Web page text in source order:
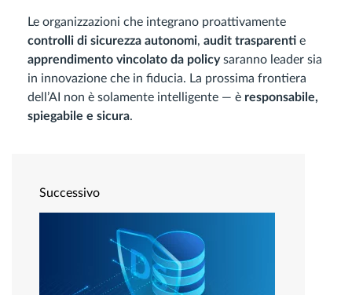
Le organizzazioni che integrano proattivamente
controlli di sicurezza autonomi, audit trasparenti e
apprendimento vincolato da policysaranno leader sia
in innovazione che in fiducia. La prossima frontiera
dell’AI non è solamente intelligente — è responsabile,
spiegabile e sicura.
Successivo